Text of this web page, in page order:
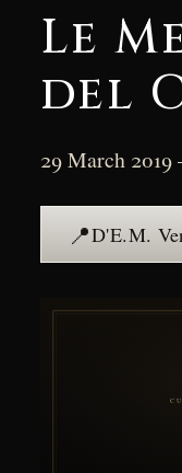
Le
del
29 March
📍